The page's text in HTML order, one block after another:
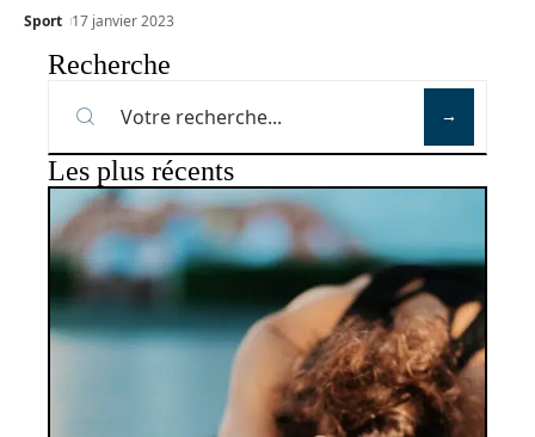
Sport 17 janvier 2023
Recherche
Les plus récents